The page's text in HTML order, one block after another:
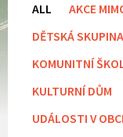
ALL AKCE
DĚTSKÁ SKUPINA
KOMUNITNÍ
KULTURNÍ DŮM
UDÁLOSTI V